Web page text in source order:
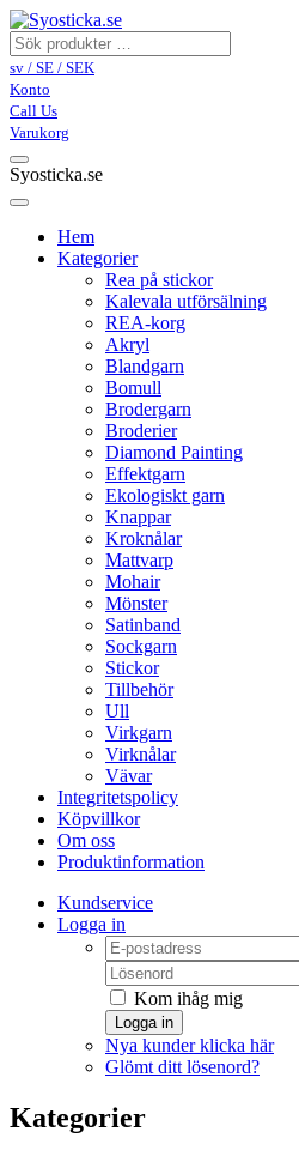
sv / SE / SEK
Konto
Call Us
Varukorg
Syosticka.se
Hem
Kategorier
Rea på stickor
Kalevala utförsälning
REA-korg
Akryl
Blandgarn
Bomull
Brodergarn
Broderier
Diamond Painting
Effektgarn
Ekologiskt garn
Knappar
Kroknålar
Mattvarp
Mohair
Mönster
Satinband
Sockgarn
Stickor
Tillbehör
Ull
Virkgarn
Virknålar
Vävar
Integritetspolicy
Köpvillkor
Om oss
Produktinformation
Kundservice
Logga in
Kom ihåg mig
Logga in
Nya kunder klicka här
Glömt ditt lösenord?
Kategorier